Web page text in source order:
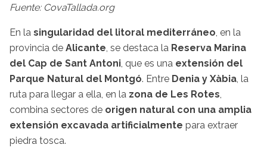
Fuente: CovaTallada.org
En la singularidad del litoral mediterráneo, en la
provincia de Alicante, se destaca la Reserva Marina
del Cap de Sant Antoni, que es una extensión del
Parque Natural del Montgó. Entre Denia y Xàbia, la
ruta para llegar a ella, en la zona de Les Rotes,
combina sectores de origen natural con una amplia
extensión excavada artificialmente para extraer
piedra tosca.